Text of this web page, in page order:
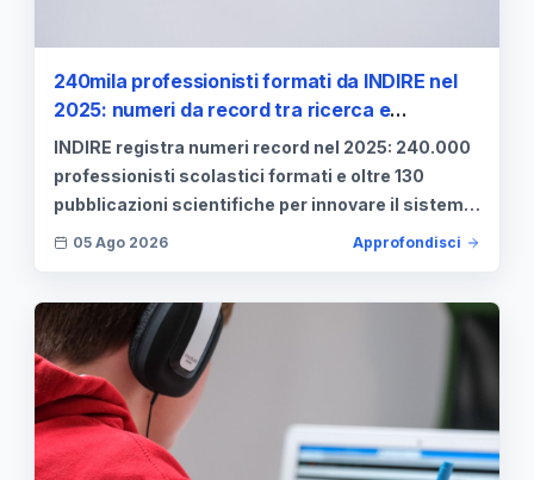
240mila professionisti formati da INDIRE nel
2025: numeri da record tra ricerca e
innovazione
INDIRE registra numeri record nel 2025: 240.000
professionisti scolastici formati e oltre 130
pubblicazioni scientifiche per innovare il sistema
educativo italiano.
05 Ago 2026 Approfondisci